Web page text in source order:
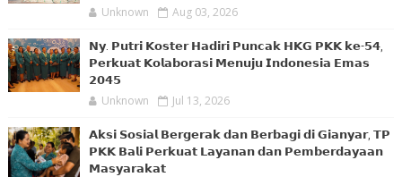
Unknown Aug 03, 2026
𝗡𝘆. 𝗣𝘂𝘁𝗿𝗶 𝗞𝗼𝘀𝘁𝗲𝗿 𝗛𝗮𝗱𝗶𝗿𝗶 𝗣𝘂𝗻𝗰𝗮𝗸 𝗛𝗞𝗚 𝗣𝗞𝗞 𝗸𝗲-𝟱𝟰,
𝗣𝗲𝗿𝗸𝘂𝗮𝘁 𝗞𝗼𝗹𝗮𝗯𝗼𝗿𝗮𝘀𝗶 𝗠𝗲𝗻𝘂𝗷𝘂 𝗜𝗻𝗱𝗼𝗻𝗲𝘀𝗶𝗮 𝗘𝗺𝗮𝘀
𝟮𝟬𝟰𝟱
Unknown Jul 13, 2026
𝗔𝗸𝘀𝗶 𝗦𝗼𝘀𝗶𝗮𝗹 𝗕𝗲𝗿𝗴𝗲𝗿𝗮𝗸 𝗱𝗮𝗻 𝗕𝗲𝗿𝗯𝗮𝗴𝗶 𝗱𝗶 𝗚𝗶𝗮𝗻𝘆𝗮𝗿, 𝗧𝗣
𝗣𝗞𝗞 𝗕𝗮𝗹𝗶 𝗣𝗲𝗿𝗸𝘂𝗮𝘁 𝗟𝗮𝘆𝗮𝗻𝗮𝗻 𝗱𝗮𝗻 𝗣𝗲𝗺𝗯𝗲𝗿𝗱𝗮𝘆𝗮𝗮𝗻
𝗠𝗮𝘀𝘆𝗮𝗿𝗮𝗸𝗮𝘁